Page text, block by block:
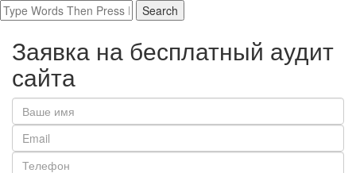
Заявка на бесплатный аудит
сайта